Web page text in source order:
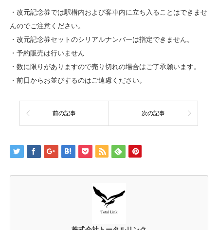
・改元記念券では駅構内および客車内に立ち入ることはできませ
んのでご注意ください。
・改元記念券セットのシリアルナンバーは指定できません。
・予約販売は行いません
・数に限りがありますので売り切れの場合はご了承願います。
・前日からお並びするのはご遠慮ください。
前の記事 次の記事